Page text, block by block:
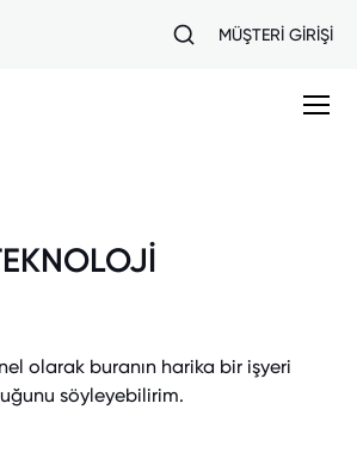
MÜŞTERİ GİRİŞİ
olarak buranın harika bir işyeri
söyleyebilirim.